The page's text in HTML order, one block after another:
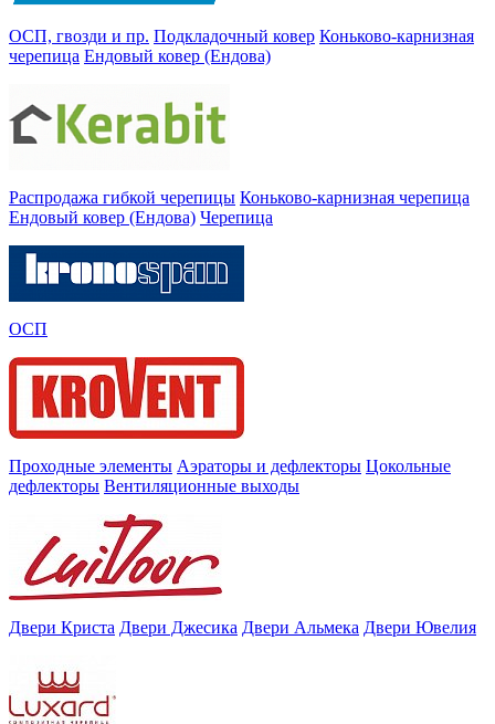
ОСП, гвозди и пр. Подкладочный ковер Коньково-карнизная
черепица Ендовый ковер (Ендова)
Распродажа гибкой черепицы Коньково-карнизная черепица
Ендовый ковер (Ендова) Черепица
ОСП
Проходные элементы Аэраторы и дефлекторы Цокольные
дефлекторы Вентиляционные выходы
Двери Криста Двери Джесика Двери Альмека Двери Ювелия